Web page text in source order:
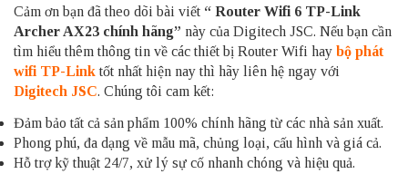
Cảm ơn bạn đã theo dõi bài viết “ Router Wifi 6 TP-Link
Archer AX23 chính hãng” này của Digitech JSC. Nếu bạn cần
tìm hiểu thêm thông tin về các thiết bị Router Wifi hay bộ phát
wifi TP-Linktốt nhất hiện nay thì hãy liên hệ ngay với
Digitech JSC. Chúng tôi cam kết:
Đảm bảo tất cả sản phẩm 100% chính hãng từ các nhà sản xuất.
Phong phú, đa dạng về mẫu mã, chủng loại, cấu hình và giá cả.
Hỗ trợ kỹ thuật 24/7, xử lý sự cố nhanh chóng và hiệu quả.